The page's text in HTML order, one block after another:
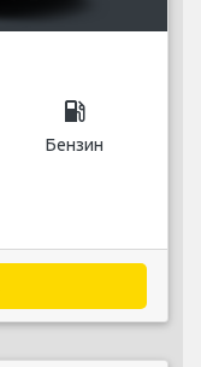
local_gas_station
Бензин